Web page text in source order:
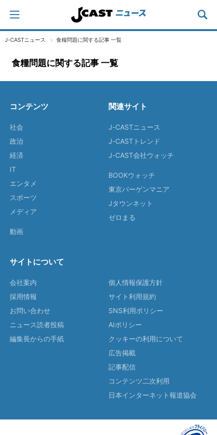
J-CASTニュース 食糧問題に関する記事 一覧
食糧問題に関する記事 一覧
コンテンツ
社会
政治
経済
IT
エンタメ
スポーツ
メディア
動画
関連サイト
J-CASTニュース
J-CASTトレンド
J-CAST会社ウォッチ
BOOKウォッチ
東京バーゲンマニア
Jタウンネット
ゼロまる
サイトについて
会社案内
採用情報
お問い合わせ
ニュース読者投稿
編集長からの手紙
個人情報保護方針
サイト利用規約
SNS利用ポリシー
AIポリシー
クッキーの利用について
広告掲載
記事配信
コンテンツ二次利用
日本インターネット報道協会